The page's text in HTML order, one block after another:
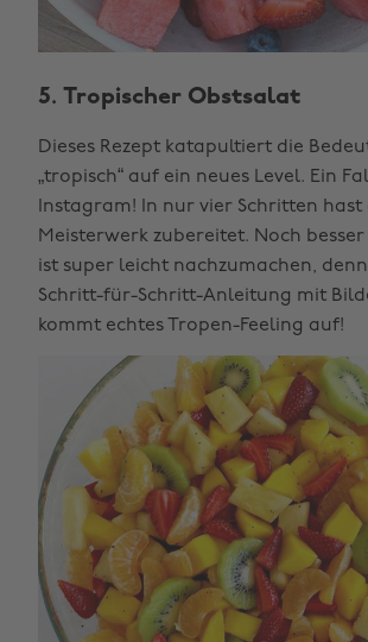
5. Tropischer Obstsalat
Dieses Rezept katapultiert die
„tropisch“ auf ein neues Level. Ein
Instagram! In nur vier Schritten hast
Meisterwerk zubereitet. Noch besser
ist super leicht nachzumachen,
Schritt-für-Schritt-Anleitung mit
kommt echtes Tropen-Feeling auf!